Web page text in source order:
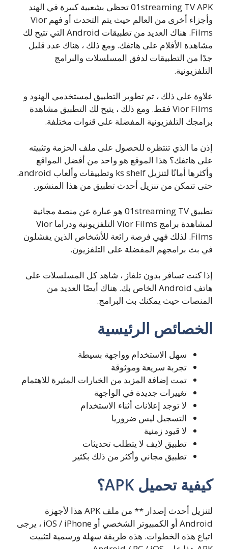
01streaming TV APK تحظى بشعبية كبيرة في الهند
وأجزاء أخرى من العالم حيث يتم التحدث أو فهم Vior
Films. هناك العديد من تطبيقات Android التي تتيح لك
مشاهدة الأفلام على هاتفك. ومع ذلك ، هناك عدد قليل
جدًا من التطبيقات لدفق المسلسلات والبرامج
التلفزيونية.
علاوة على ذلك ، تم تطوير التطبيق لمستخدمي الهنود و
Vior Films فقط. ومع ذلك ، يتيح لك التطبيق مشاهدة
برامجك التلفزيونية المفضلة على قنوات مختلفة.
إذن ما الذي تنتظره للحصول على ملف الحزمة وتثبيته
على هاتفك؟ هذا الموقع هو واحد من أفضل المواقع
وأكثرها أمانًا لتنزيل ks shelf وتطبيقات وألعاب android.
حتى تتمكن من تنزيل أحدث تطبيق من هذا المنشور.
تطبيق 01streaming TV هو عبارة عن منصة مجانية
لمشاهدة برامج Vior Films التلفزيونية ودراما Vior
Films. لذلك فهي فرصة رائعة للأشخاص الذين يفشلون
في بث برامجهم المفضلة على التلفزيون.
إذا كنت تسافر بدون تلفاز ، شاهد كل المسلسلات على
هاتف Android الخاص بك. هناك أيضًا العديد من
المنصات حيث يمكنك بث البرامج.
الخصائص الرئيسية
سهل الاستخدام وواجهة بسيطة
تجربة سريعة وموثوقة
تمت إضافة المزيد من الخيارات المثيرة للاهتمام
تغييرات جديدة في الواجهة
لا توجد إعلانات أثناء الاستخدام
التسجيل ليس ضروريا
لا قيود زمنية
تطبيق لايف لا يتطلب تحديثات
تطبيق مجاني وأكثر من ذلك بكثير
كيفية تحميل APK؟
لتنزيل أحدث إصدار ** من ملف APK هذا لأجهزة
Android أو الكمبيوتر الشخصي أو iOS / iPhone ، يرجى
اتباع هذه الخطوات. هذه طريقة سهلة ورسمية لتثبيت